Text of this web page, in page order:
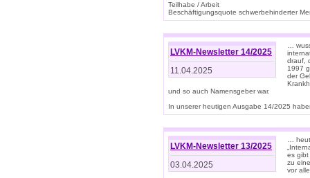
Teilhabe / Arbeit
Beschäftigungsquote schwerbehinderter
LVKM-Newsletter 14/2025
11.04.2025
…
drauf,
1997
der
und so auch Namensgeber war.
In unserer heutigen Ausgabe 14/2025
LVKM-Newsletter 13/2025
03.04.2025
…
es gibt
zu
vor